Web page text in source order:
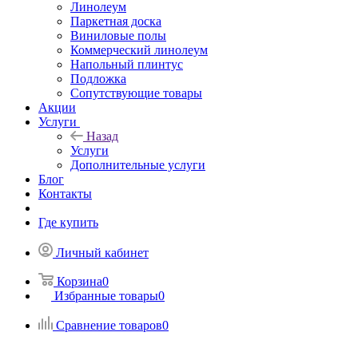
Линолеум
Паркетная доска
Виниловые полы
Коммерческий линолеум
Напольный плинтус
Подложка
Сопутствующие товары
Акции
Услуги
Назад
Услуги
Дополнительные услуги
Блог
Контакты
Где купить
Личный кабинет
Корзина0
Избранные товары0
Сравнение товаров0